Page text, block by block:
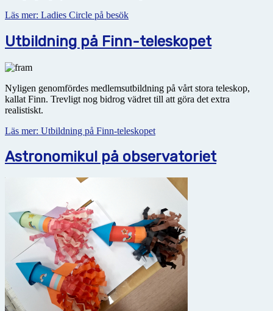
Läs mer: Ladies Circle på besök
Utbildning på Finn-teleskopet
Nyligen genomfördes medlemsutbildning på vårt stora teleskop,
kallat Finn. Trevligt nog bidrog vädret till att göra det extra
realistiskt.
Läs mer: Utbildning på Finn-teleskopet
Astronomikul på observatoriet